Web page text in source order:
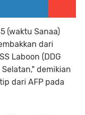
(waktu Sanaa)
dari
Laboon (DDG
demikian
dari AFP pada